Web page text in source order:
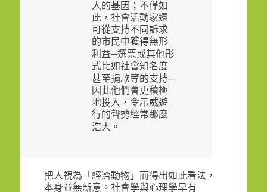
人的基因；不僅如
此，社會活動家還
可從支持不同訴求
的市民中獲得無形
利益─選票或其他形
式比如社會知名度
甚至捐款等的支持─
因此他們會更積極
地投入，令示威遊
行的聲勢經常那麼
浩大。
把人視為「經濟動物」而得出如此看法，
本身並無新意。社會學與心理學早有